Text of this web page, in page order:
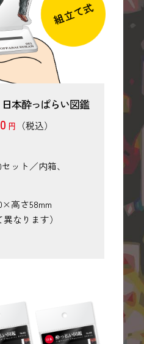
本酔っぱらい図鑑
円 （税込）
ット／内箱、
高さ58mm
異なります）